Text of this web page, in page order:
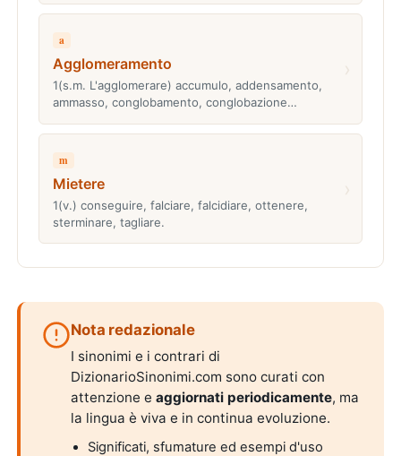
a
Agglomeramento
1(s.m. L'agglomerare) accumulo, addensamento,
ammasso, conglobamento, conglobazione…
m
Mietere
1(v.) conseguire, falciare, falcidiare, ottenere,
sterminare, tagliare.
Nota redazionale
I sinonimi e i contrari di
DizionarioSinonimi.com sono curati con
attenzione eaggiornati periodicamente, ma
la lingua è viva e in continua evoluzione.
Significati, sfumature ed esempi d'uso